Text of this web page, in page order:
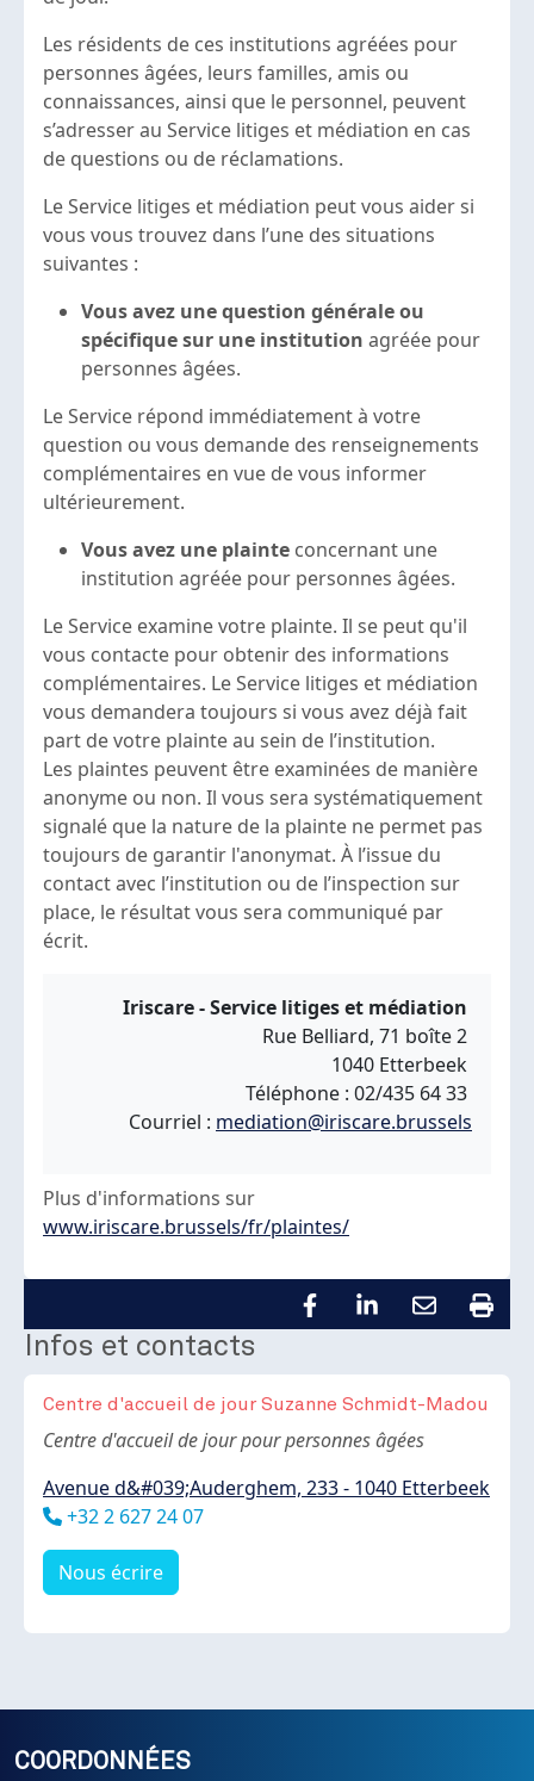
Les résidents de ces institutions agréées pour
personnes âgées, leurs familles, amis ou
connaissances, ainsi que le personnel, peuvent
s’adresser au Service litiges et médiation en cas
de questions ou de réclamations.
Le Service litiges et médiation peut vous aider si
vous vous trouvez dans l’une des situations
suivantes :
Vous avez une question générale ou
spécifique sur une institution agréée pour
personnes âgées.
Le Service répond immédiatement à votre
question ou vous demande des renseignements
complémentaires en vue de vous informer
ultérieurement.
Vous avez une plainte concernant une
institution agréée pour personnes âgées.
Le Service examine votre plainte. Il se peut qu'il
vous contacte pour obtenir des informations
complémentaires. Le Service litiges et médiation
vous demandera toujours si vous avez déjà fait
part de votre plainte au sein de l’institution.
Les plaintes peuvent être examinées de manière
anonyme ou non. Il vous sera systématiquement
signalé que la nature de la plainte ne permet pas
toujours de garantir l'anonymat. À l’issue du
contact avec l’institution ou de l’inspection sur
place, le résultat vous sera communiqué par
écrit.
Iriscare - Service litiges et médiation
Rue Belliard, 71 boîte 2
1040 Etterbeek
Téléphone : 02/435 64 33
Courriel : mediation@iriscare.brussels
Plus d'informations sur
www.iriscare.brussels/fr/plaintes/
Infos et contacts
Centre d'accueil de jour Suzanne Schmidt-Madou
Body
Centre d'accueil de jour pour personnes âgées
Avenue d&#039;Auderghem, 233 - 1040 Etterbeek
Téléphone
+32 2 627 24 07
Nous écrire
COORDONNÉES